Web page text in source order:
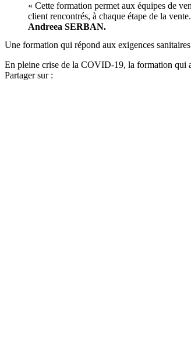
« Cette formation permet aux équipes de
client rencontrés, à chaque étape de la
Andreea SERBAN.
Une formation qui répond aux exigences sanitaires
En pleine crise de la COVID-19, la formation qui
Partager sur :